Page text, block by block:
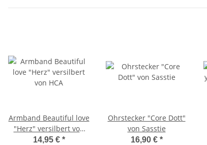
Armband Beautiful love
"Herz" versilbert von
HCA
14,95 € *
Ohrstecker "Core Dott"
von Sasstie
16,90 € *